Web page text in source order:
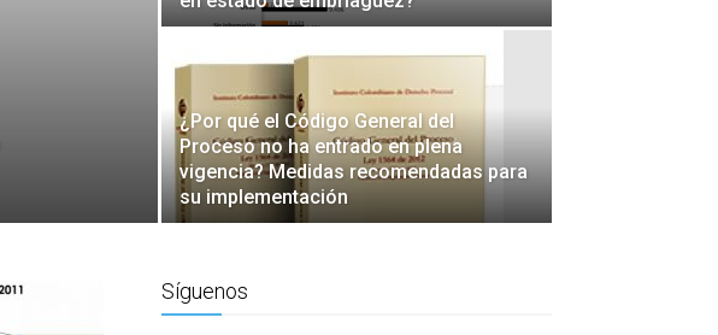
¿Por qué el Código General del
Proceso no ha entrado en plena
vigencia? Medidas recomendadas para
su implementación
Síguenos